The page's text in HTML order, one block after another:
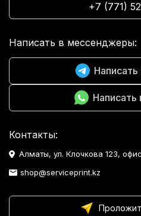
+7 (771)
Написать в мессенджеры:
Написать
Контакты:
Алматы, ул. Клочкова 123,
shop@serviceprint.kz